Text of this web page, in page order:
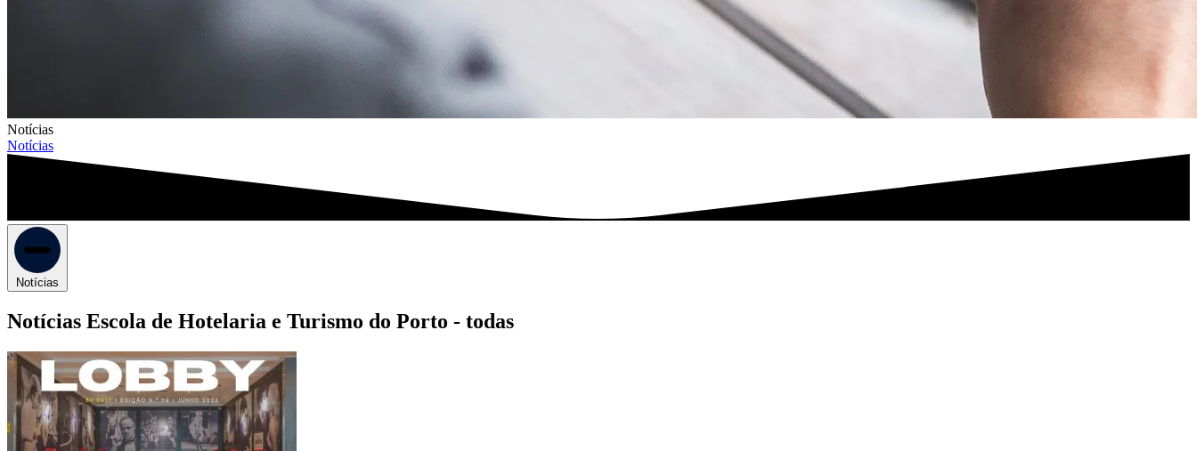
Notícias
Notícias
Notícias
Notícias Escola de Hotelaria e Turismo do Porto - todas